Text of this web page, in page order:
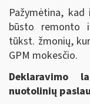
Pažymėtina,
būsto remonto
tūkst. žmonių,
GPM mokesčio.
Deklaravimo
nuotolinių